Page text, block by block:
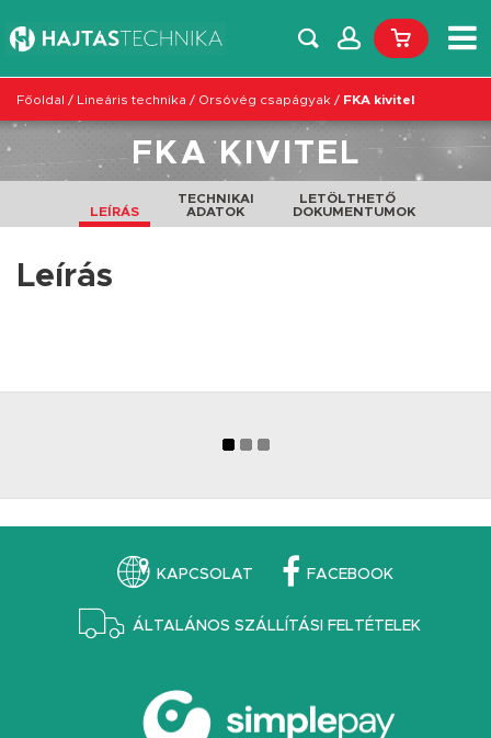
Főoldal / Lineáris technika / Orsóvég csapágyak / FKA kivitel
FKA KIVITEL
LEÍRÁS
TECHNIKAI
ADATOK
LETÖLTHETŐ
DOKUMENTUMOK
Leírás
KAPCSOLAT FACEBOOK
ÁLTALÁNOS SZÁLLÍTÁSI FELTÉTELEK